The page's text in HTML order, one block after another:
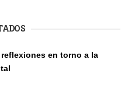
en torno a la